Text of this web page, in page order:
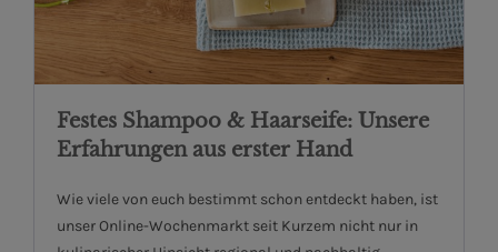
Festes Shampoo & Haarseife: Unsere
Erfahrungen aus erster Hand
Wie viele von euch bestimmt schon entdeckt haben, ist
unser Online-Wochenmarkt seit Kurzem nicht nur in